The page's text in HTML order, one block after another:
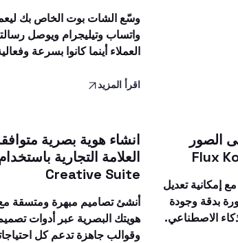
وسّع الشات بوت الخاص بك
واتساب وتيليجرام ويوصل
العملاء أينما كانوا بسرعة
اقرأ المزيد
الصور
إمكانية تعديل
بدقة وجودة
الاصطناعي.
انشاء هوية بصرية
Creative Suite
أنشئ تصاميم مبهرة ومتسقة
هويتك البصرية عبر أدوات
وقوالب جاهزة تدعم كل